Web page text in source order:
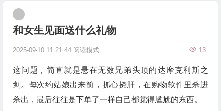
和女生见面送什么礼物
2025-09-10 11:21:44 13
阅读模式
这问题，简直就是悬在无数兄弟头顶的达摩克利斯之
剑。每次约姑娘出来前，抓心挠肝，在购物软件里杀进
杀出，最后往往是下单了一样自己都觉得尴尬的东西。